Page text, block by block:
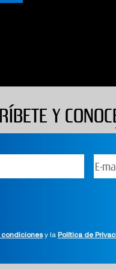
Y
condicionesy la Política de